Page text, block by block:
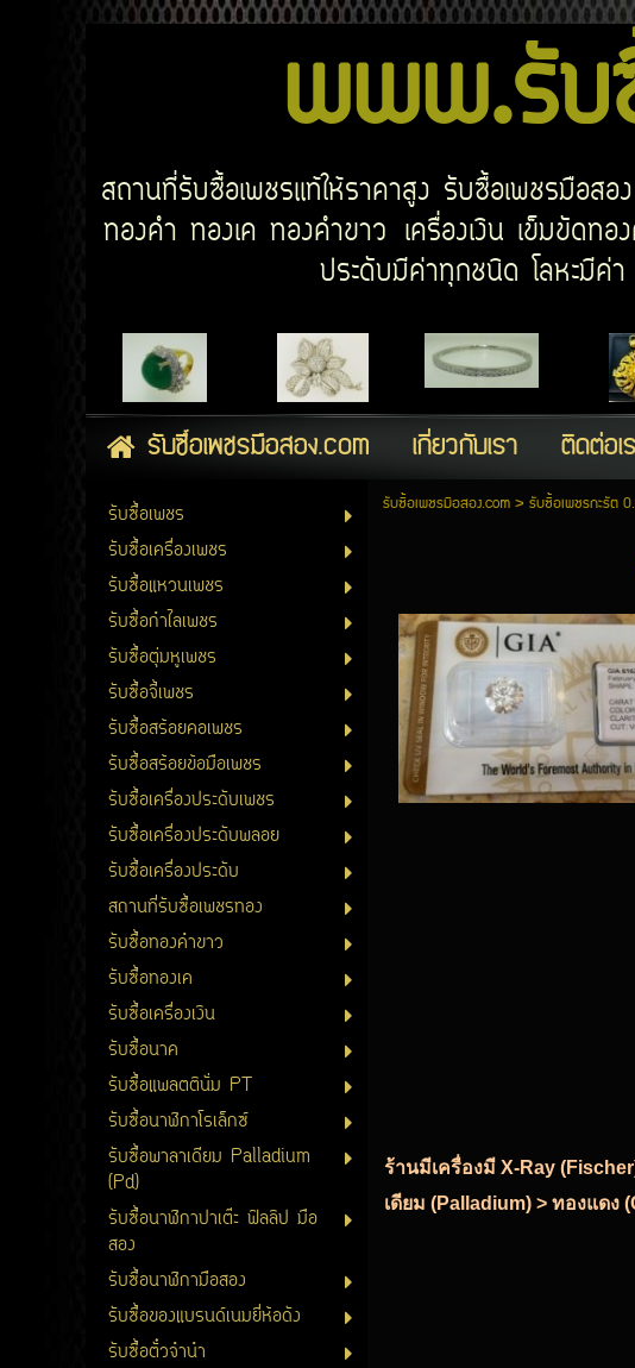
www.รับ
สถานที่รับซื้อเพชรแท้ให้ราคาสูง รับซื้อเพชรมือส
ทองคำ ทองเค ทองคำขาว เครื่องเงิน เข็มขัดท
ประดับมีค่าทุกชนิด โลหะมี
รับซื้อเพชรมือสอง.com เกี่ยวกับเรา ติดต่อเ
รับซื้อเพชร
รับซื้อเครื่องเพชร
รับซื้อแหวนเพชร
รับซื้อกำไลเพชร
รับซื้อตุ่มหูเพชร
รับซื้อจี้เพชร
รับซื้อสร้อยคอเพชร
รับซื้อสร้อยข้อมือเพชร
รับซื้อเครื่องประดับเพชร
รับซื้อเครื่องประดับพลอย
รับซื้อเครื่องประดับ
สถานที่รับซื้อเพชรทอง
รับซื้อทองคำขาว
รับซื้อทองเค
รับซื้อเครื่องเงิน
รับซื้อนาค
รับซื้อแพลตตินั่ม PT
รับซื้อนาฬิกาโรเล็กซ์
รับซื้อพาลาเดียม Palladium
(Pd)
รับซื้อนาฬิกาปาเต๊ะ ฟิลลิป มือ
สอง
รับซื้อนาฬิกามือสอง
รับซื้อของแบรนด์เนมยี่ห้อดัง
รับซื้อตั๋วจำนำ
รับซื้อเพชรมือสอง.com> รับซื้อเพชรกะรัต
ร้านมีเครื่องมี X-Ray
เดียม (Palladium) > ทองแดง